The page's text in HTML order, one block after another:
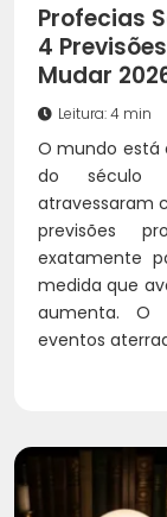
Profecias
4
Mudar
Leitura: 4 min
O mundo está
do século
atravessaram
previsões
exatamente
medida que
aumenta. O
eventos